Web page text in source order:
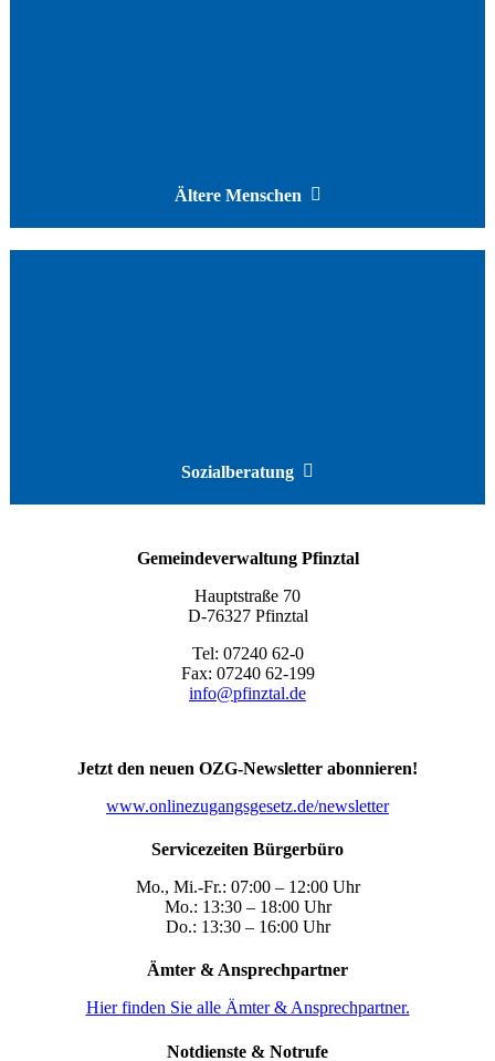
Ältere Menschen
Sozialberatung
Gemeindeverwaltung Pfinztal
Hauptstraße 70
D-76327 Pfinztal
Tel: 07240 62-0
Fax: 07240 62-199
info@pfinztal.de
Jetzt den neuen OZG-Newsletter abonnieren!
www.onlinezugangsgesetz.de/newsletter
Servicezeiten Bürgerbüro
Mo., Mi.-Fr.: 07:00 – 12:00 Uhr
Mo.: 13:30 – 18:00 Uhr
Do.: 13:30 – 16:00 Uhr
Ämter & Ansprechpartner
Hier finden Sie alle Ämter & Ansprechpartner.
Notdienste & Notrufe